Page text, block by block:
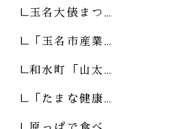
玉名大俵まつ…
「玉名市産業…
和水町「山太…
「たまな健康…